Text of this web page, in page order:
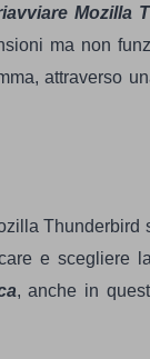
Mozilla
ma non
attraverso
Thunderbird
e scegliere
, anche in